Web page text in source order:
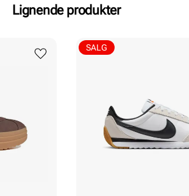
Lignende produkter
SALG